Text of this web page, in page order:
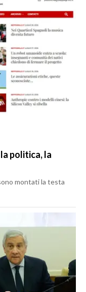
politica, la
montati la testa